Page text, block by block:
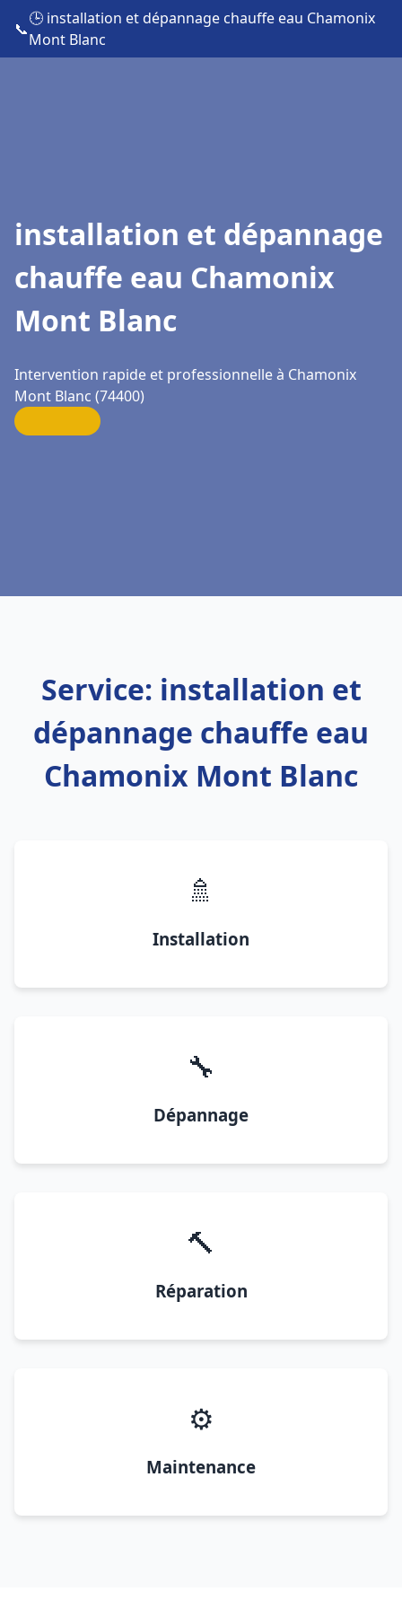
📞
🕒 installation et dépannage chauffe eau Chamonix
Mont Blanc
installation et dépannage
chauffe eau Chamonix
Mont Blanc
Intervention rapide et professionnelle à Chamonix
Mont Blanc (74400)
Service: installation et
dépannage chauffe eau
Chamonix Mont Blanc
🚿
Installation
🔧
Dépannage
🔨
Réparation
⚙️
Maintenance